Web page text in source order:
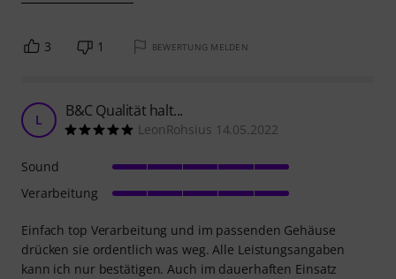
3 1 BEWERTUNG MELDEN
L B&C Qualität halt...
LeonRohsius 14.05.2022
Einfach top Verarbeitung und im passenden Gehäuse
drücken sie ordentlich was weg. Alle Leistungsangaben
kann ich nur bestätigen. Auch im dauerhaften Einsatz
Sound
Verarbeitung